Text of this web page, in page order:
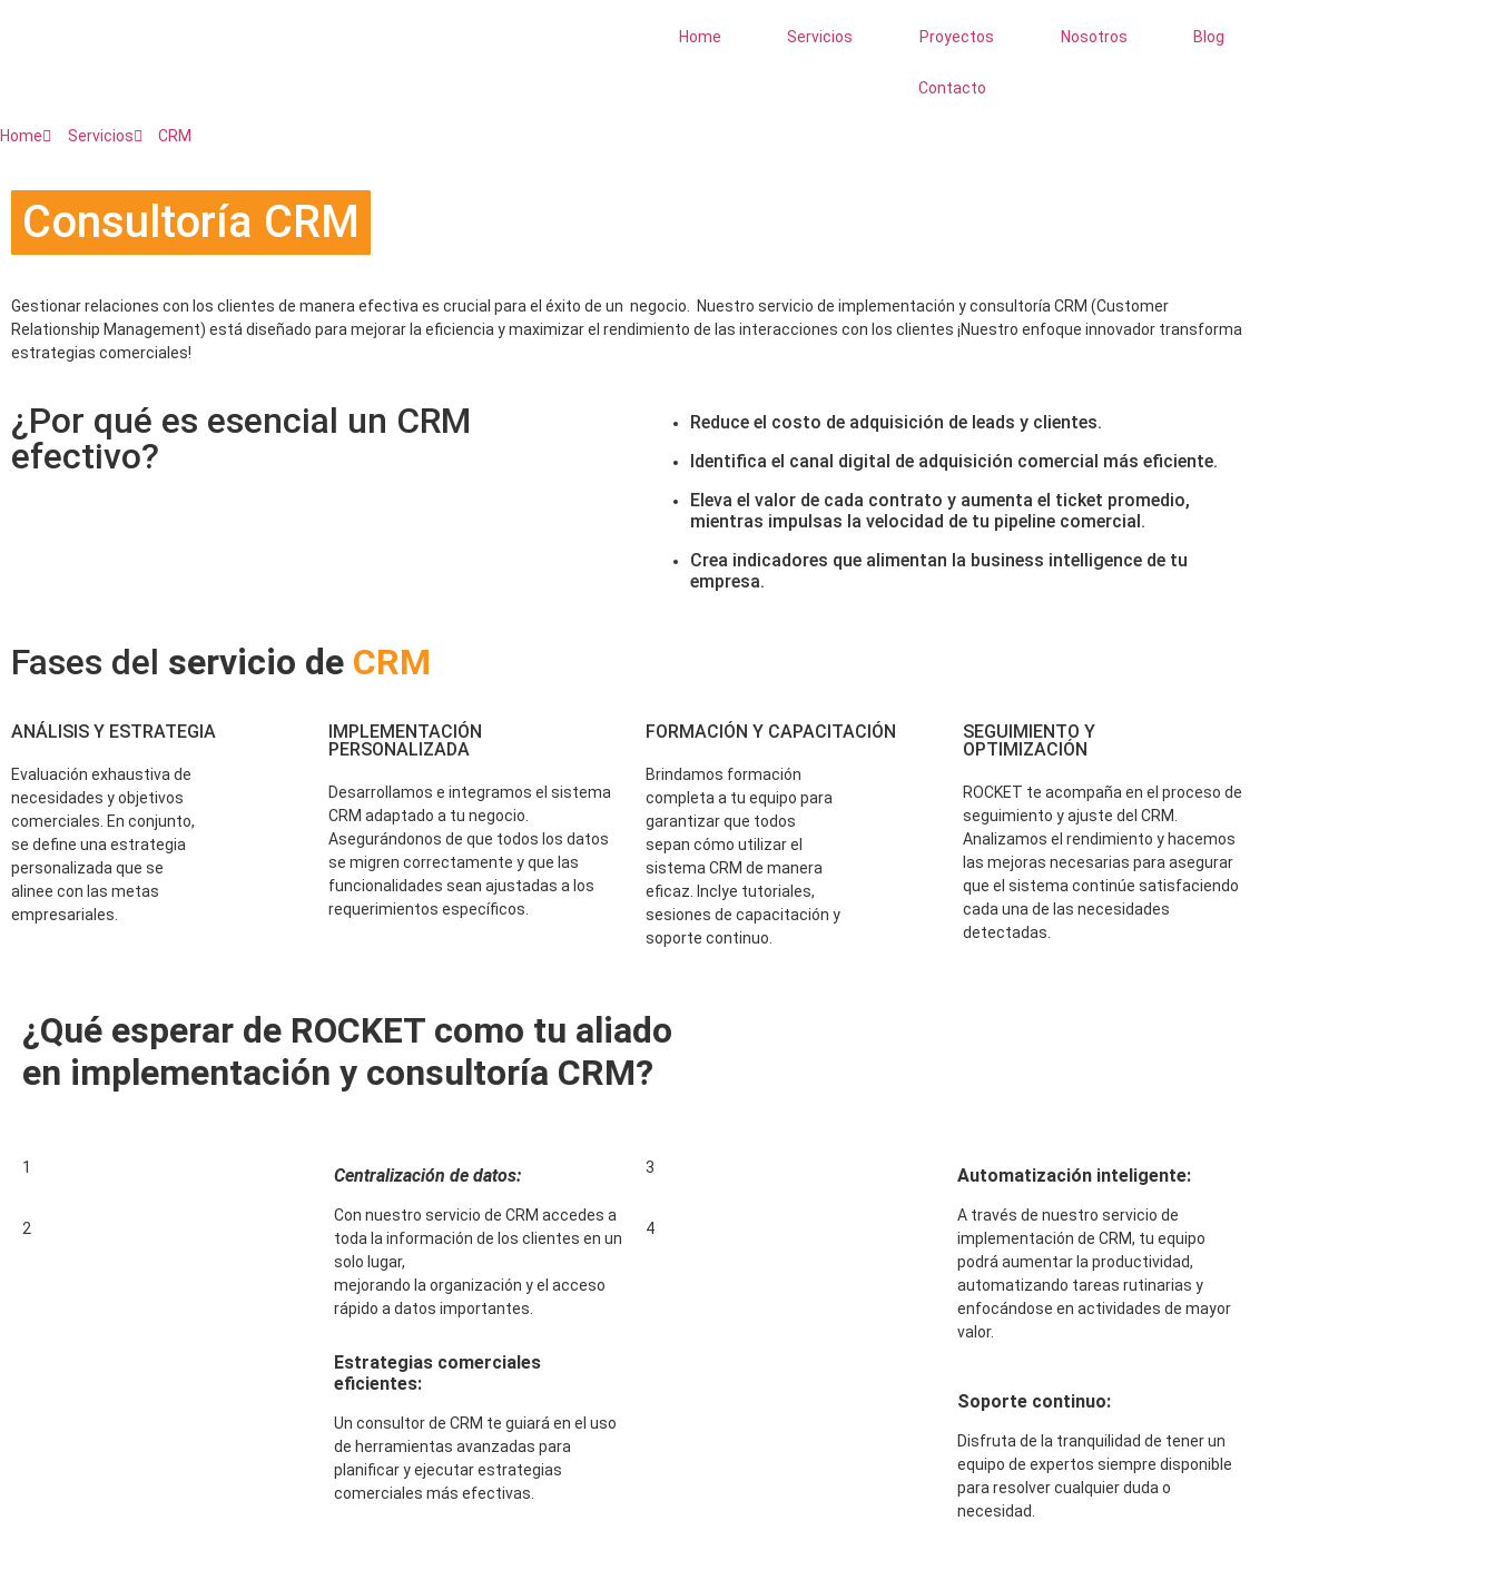
Home Servicios Proyectos Nosotros Blog
Contacto
Home Servicios CRM
Consultoría CRM
Gestionar relaciones con los clientes de manera efectiva es crucial para el éxito de un negocio. Nuestro servicio de implementación y consultoría CRM (Customer
Relationship Management) está diseñado para mejorar la eficiencia y maximizar el rendimiento de las interacciones con los clientes ¡Nuestro enfoque innovador transforma
estrategias comerciales!
¿Por qué es esencial un CRM
efectivo?
Reduce el costo de adquisición de leads y clientes.
Identifica el canal digital de adquisición comercial más eficiente.
Eleva el valor de cada contrato y aumenta el ticket promedio,
mientras impulsas la velocidad de tu pipeline comercial.
Crea indicadores que alimentan la business intelligence de tu
empresa.
Fases del servicio de CRM
ANÁLISIS Y ESTRATEGIA
Evaluación exhaustiva de
necesidades y objetivos
comerciales. En conjunto,
se define una estrategia
personalizada que se
alinee con las metas
empresariales.
IMPLEMENTACIÓN
PERSONALIZADA
Desarrollamos e integramos el sistema
CRM adaptado a tu negocio.
Asegurándonos de que todos los datos
se migren correctamente y que las
funcionalidades sean ajustadas a los
requerimientos específicos.
FORMACIÓN Y CAPACITACIÓN
Brindamos formación
completa a tu equipo para
garantizar que todos
sepan cómo utilizar el
sistema CRM de manera
eficaz. Inclye tutoriales,
sesiones de capacitación y
soporte continuo.
SEGUIMIENTO Y
OPTIMIZACIÓN
ROCKET te acompaña en el proceso de
seguimiento y ajuste del CRM.
Analizamos el rendimiento y hacemos
las mejoras necesarias para asegurar
que el sistema continúe satisfaciendo
cada una de las necesidades
detectadas.
¿Qué esperar de ROCKET como tu aliado
en implementación y consultoría CRM?
1
2
Centralización de datos:
Con nuestro servicio de CRM accedes a
toda la información de los clientes en un
solo lugar,
mejorando la organización y el acceso
rápido a datos importantes.
Estrategias comerciales
eficientes:
Un consultor de CRM te guiará en el uso
de herramientas avanzadas para
planificar y ejecutar estrategias
comerciales más efectivas.
3
4
Automatización inteligente:
A través de nuestro servicio de
implementación de CRM, tu equipo
podrá aumentar la productividad,
automatizando tareas rutinarias y
enfocándose en actividades de mayor
valor.
Soporte continuo:
Disfruta de la tranquilidad de tener un
equipo de expertos siempre disponible
para resolver cualquier duda o
necesidad.